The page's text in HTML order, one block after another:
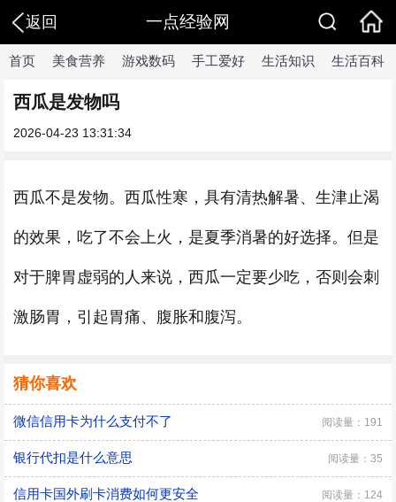
返回 一点经验网
首页 美食营养 游戏数码 手工爱好 生活知识 生活百科
西瓜是发物吗
2026-04-23 13:31:34
西瓜不是发物。西瓜性寒，具有清热解暑、生津止渴
的效果，吃了不会上火，是夏季消暑的好选择。但是
对于脾胃虚弱的人来说，西瓜一定要少吃，否则会刺
激肠胃，引起胃痛、腹胀和腹泻。
猜你喜欢
微信信用卡为什么支付不了 阅读量：191
银行代扣是什么意思 阅读量：35
信用卡国外刷卡消费如何更安全 阅读量：124